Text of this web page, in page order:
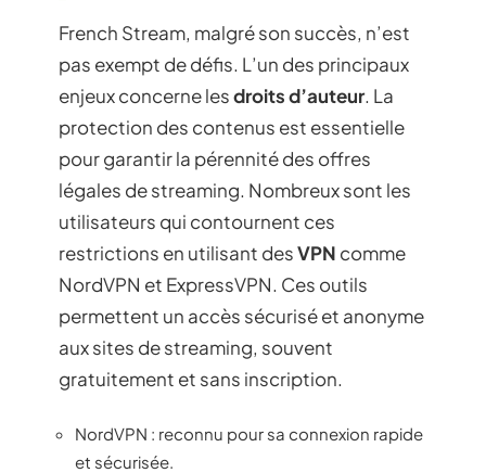
French Stream, malgré son succès, n’est
pas exempt de défis. L’un des principaux
enjeux concerne lesdroits d’auteur. La
protection des contenus est essentielle
pour garantir la pérennité des offres
légales de streaming. Nombreux sont les
utilisateurs qui contournent ces
restrictions en utilisant desVPN comme
NordVPN et ExpressVPN. Ces outils
permettent un accès sécurisé et anonyme
aux sites de streaming, souvent
gratuitement et sans inscription.
NordVPN : reconnu pour sa connexion rapide
et sécurisée.